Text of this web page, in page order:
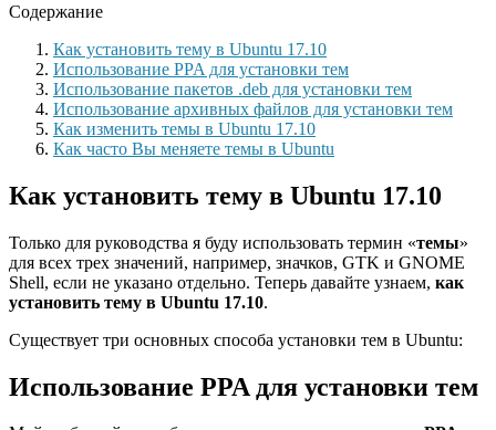
Содержание
Как установить тему в Ubuntu 17.10
Использование PPA для установки тем
Использование пакетов .deb для установки тем
Использование архивных файлов для установки тем
Как изменить темы в Ubuntu 17.10
Как часто Вы меняете темы в Ubuntu
Как установить тему в Ubuntu 17.10
Только для руководства я буду использовать термин «темы»
для всех трех значений, например, значков, GTK и GNOME
Shell, если не указано отдельно. Теперь давайте узнаем, как
установить тему в Ubuntu 17.10.
Существует три основных способа установки тем в Ubuntu:
Использование PPA для установки тем